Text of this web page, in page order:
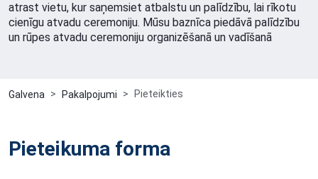
atrast vietu, kur saņemsiet atbalstu un palīdzību, lai rīkotu
cienīgu atvadu ceremoniju. Mūsu baznīca piedāvā palīdzību
un rūpes atvadu ceremoniju organizēšanā un vadīšanā
Galvena Pakalpojumi Pieteikties
Pieteikuma forma